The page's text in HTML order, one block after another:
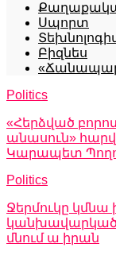
Սպորտ
Բիզնես
Politics
«Հերձված
անասուն»
Կարապետ
Politics
Ջերմուկը կմնա
մնում ա իրան